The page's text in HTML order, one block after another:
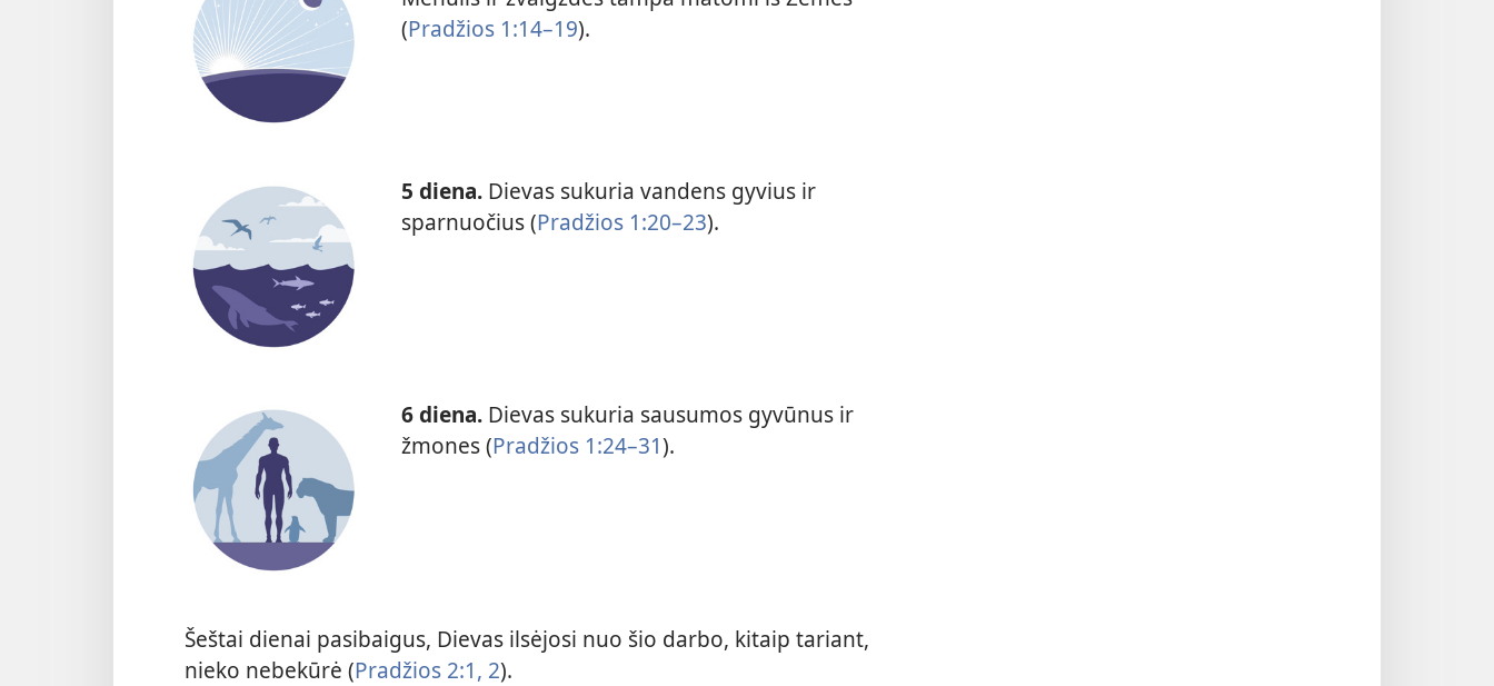
(Pradžios 1:14–19).
5 diena. Dievas sukuria vandens gyvius ir
sparnuočius (Pradžios 1:20–23).
6 diena. Dievas sukuria sausumos gyvūnus ir
žmones (Pradžios 1:24–31).
Šeštai dienai pasibaigus, Dievas ilsėjosi nuo šio darbo, kitaip tariant,
nieko nebekūrė (Pradžios 2:1, 2).